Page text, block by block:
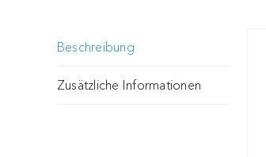
Beschreibung
Zusätzliche Informationen